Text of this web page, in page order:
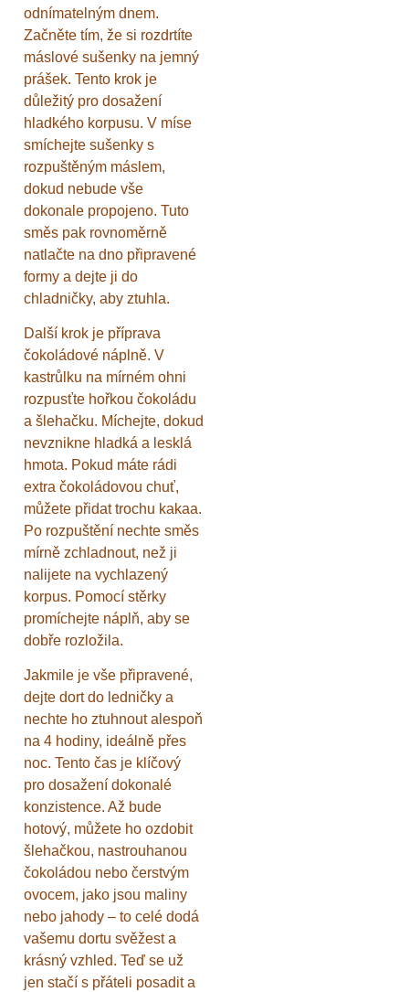
odnímatelným dnem.
Začněte tím, že si rozdrtíte
máslové sušenky na jemný
prášek. Tento krok je
důležitý pro dosažení
hladkého korpusu. V míse
smíchejte sušenky s
rozpuštěným máslem,
dokud nebude vše
dokonale propojeno. Tuto
směs pak rovnoměrně
natlačte na dno připravené
formy a dejte ji do
chladničky, aby ztuhla.
Další krok je příprava
čokoládové náplně. V
kastrůlku na mírném ohni
rozpusťte hořkou čokoládu
a šlehačku. Míchejte, dokud
nevznikne hladká a lesklá
hmota. Pokud máte rádi
extra čokoládovou chuť,
můžete přidat trochu kakaa.
Po rozpuštění nechte směs
mírně zchladnout, než ji
nalijete na vychlazený
korpus. Pomocí stěrky
promíchejte náplň, aby se
dobře rozložila.
Jakmile je vše připravené,
dejte dort do ledničky a
nechte ho ztuhnout alespoň
na 4 hodiny, ideálně přes
noc. Tento čas je klíčový
pro dosažení dokonalé
konzistence. Až bude
hotový, můžete ho ozdobit
šlehačkou, nastrouhanou
čokoládou nebo čerstvým
ovocem, jako jsou maliny
nebo jahody – to celé dodá
vašemu dortu svěžest a
krásný vzhled. Teď se už
jen stačí s přáteli posadit a